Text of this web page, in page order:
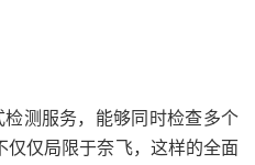
测服务，能够同时检查多个
仅局限于奈飞，这样的全面